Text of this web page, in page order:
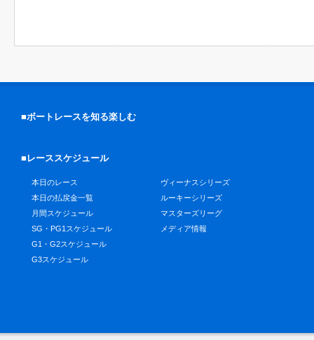
■ボートレースを知る楽しむ
■レーススケジュール
本日のレース
本日の払戻金一覧
月間スケジュール
SG・PG1スケジュール
G1・G2スケジュール
G3スケジュール
ヴィーナスシリーズ
ルーキーシリーズ
マスターズリーグ
メディア情報